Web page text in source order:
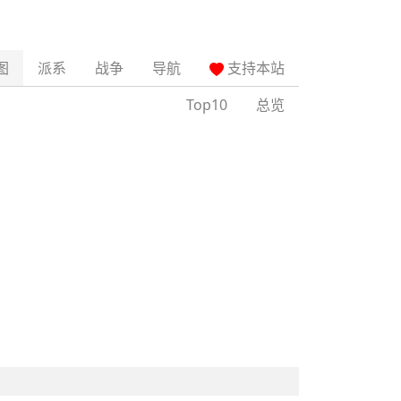
派系 战争 导航
支持本站
总览
Top10